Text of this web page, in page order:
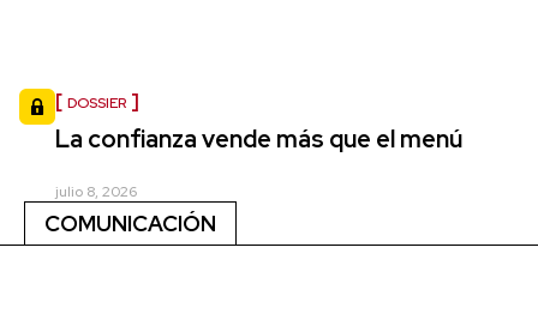
DOSSIER
La confianza vende más que el menú
julio 8, 2026
COMUNICACIÓN